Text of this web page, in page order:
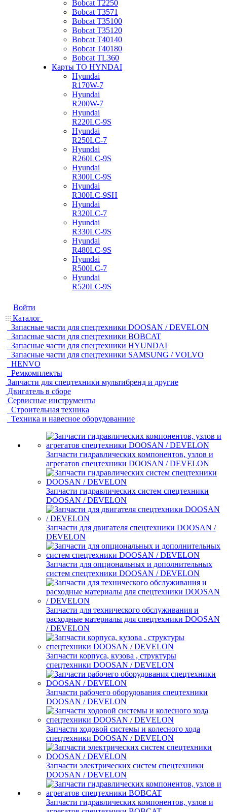
Bobcat Т2250
Bobcat Т3571
Bobcat Т35100
Bobcat Т35120
Bobcat Т40140
Bobcat Т40180
Bobcat ТL360
Карты ТО HYNDAI
Hyundai
R170W-7
Hyundai
R200W-7
Hyundai
R220LC-9S
Hyundai
R250LC-7
Hyundai
R260LC-9S
Hyundai
R300LC-9S
Hyundai
R300LC-9SH
Hyundai
R320LC-7
Hyundai
R330LC-9S
Hyundai
R480LC-9S
Hyundai
R500LC-7
Hyundai
R520LC-9S
Войти
Каталог
Запасные части для спецтехники DOOSAN / DEVELON
Запасные части для спецтехники BOBCAT
Запасные части для спецтехники HYUNDAI
Запасные части для спецтехники SAMSUNG / VOLVO
HENVO
Ремкомплекты
Запчасти для спецтехники мультибренд и другие
Двигатель в сборе
Сервисные инструменты
Строительная техника
Техника и навесное оборудованние
Запчасти гидравлических компонентов, узлов и
агрегатов спецтехники DOOSAN / DEVELON
Запчасти гидравлических систем спецтехники
DOOSAN / DEVELON
Запчасти для двигателя спецтехники DOOSAN /
DEVELON
Запчасти для опциональных и дополнительных
систем спецтехники DOOSAN / DEVELON
Запчасти для технического обслуживания и
расходные материалы для спецтехники DOOSAN
/ DEVELON
Запчасти корпуса, кузова , структуры
спецтехники DOOSAN / DEVELON
Запчасти рабочего оборудования спецтехники
DOOSAN / DEVELON
Запчасти ходовой системы и колесного хода
спецтехники DOOSAN / DEVELON
Запчасти электрических систем спецтехники
DOOSAN / DEVELON
Запчасти гидравлических компонентов, узлов и